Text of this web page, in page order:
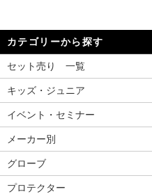
カテゴリーから探す
セット売り 一覧
キッズ・ジュニア
イベント・セミナー
メーカー別
グローブ
プロテクター